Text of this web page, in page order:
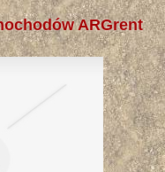
ARGrent